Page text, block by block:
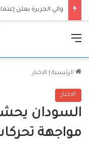
تفاصيل رحلة لبدر
الرئيسية الاخبار
الاخبار
السودان
مواجهة